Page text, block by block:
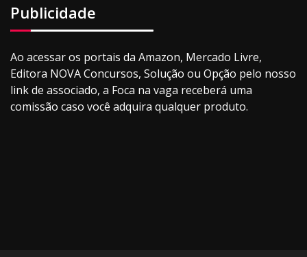
Publicidade
Ao acessar os portais da Amazon, Mercado Livre,
Editora NOVA Concursos, Solução ou Opção pelo nosso
link de associado, a Foca na vaga receberá uma
comissão caso você adquira qualquer produto.